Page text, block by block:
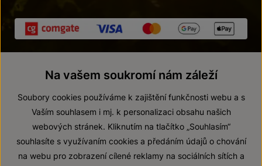
© 2026 ZNOVÍN ZNOJMO, a. s.
Na vašem soukromí nám záleží
Soubory cookies používáme k zajištění funkčnosti webu a s
Vaším souhlasem i mj. k personalizaci obsahu našich
webových stránek. Kliknutím na tlačítko „Souhlasím“
souhlasíte s využívaním cookies a předáním údajů o chování
na webu pro zobrazení cílené reklamy na sociálních sítích a